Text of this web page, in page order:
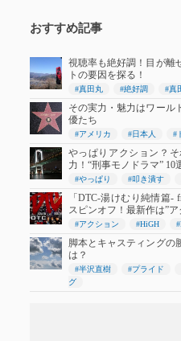
おすすめ記事
視聴率も絶好調！目が離
トの要因を探る！
#真田丸 #絶好調 #真
その実力・魅力はワール
優たち
#アメリカ #日本人 #
やっぱりアクション？
力！“刑事モノドラマ” 10
#やっぱり #叩き潰す
「DTC-湯けむり純情篇-
スピンオフ！最新作は”
#アクション #HiGH
脚本とキャスティングの
は？
#半沢直樹 #プライド
グ